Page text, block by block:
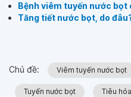
Bệnh viêm tuyến nước bọt
Tăng tiết nước bọt, do
Chủ đề: Viêm tuyến nước bọt
Tuyến nước bọt Tiêu hóa